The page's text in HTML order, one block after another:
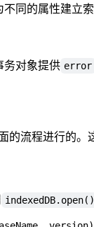
同的属性建立索
务对象提供 error
流程进行的。
indexedDB.open()